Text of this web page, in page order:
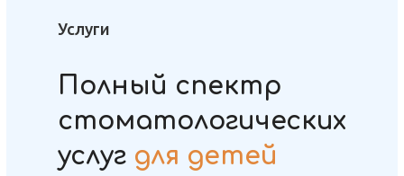
Услуги
Полный спектр
стоматологических
услуг для детей